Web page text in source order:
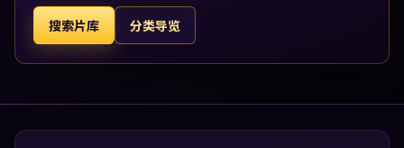
搜索片库 分类导览